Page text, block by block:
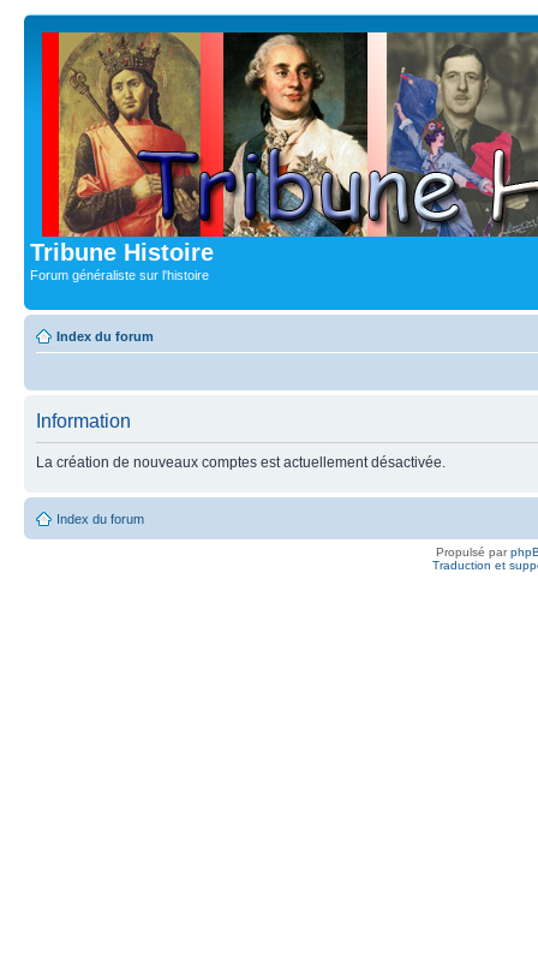
Tribune Histoire
Forum généraliste sur l'histoire
Index du forum
Information
La création de nouveaux comptes est actuellement désactivée.
Index du forum
Propulsé par
Traduction et